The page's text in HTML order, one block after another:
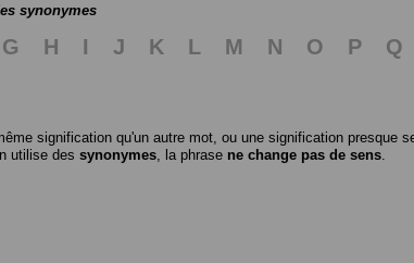
synonymes
G H I J K L M N O P Q
signification qu'un autre mot, ou une signification presque
utilise des synonymes , la phrase ne change pas de sens